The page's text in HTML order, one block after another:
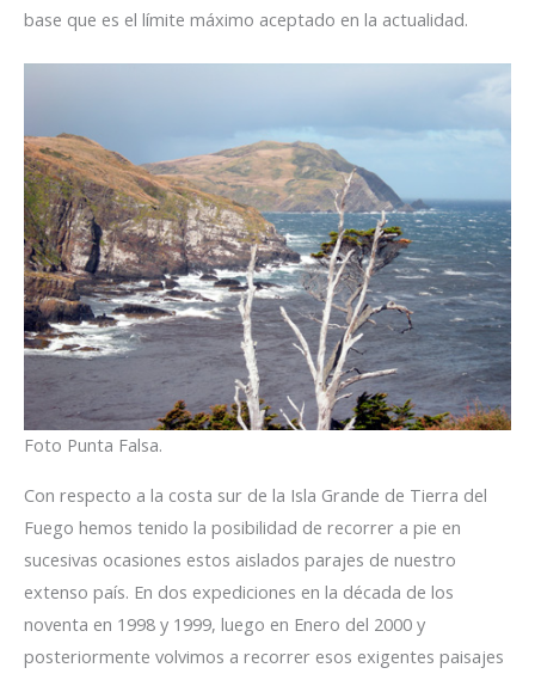
base que es el límite máximo aceptado en la actualidad.
Foto Punta Falsa.
Con respecto a la costa sur de la Isla Grande de Tierra del
Fuego hemos tenido la posibilidad de recorrer a pie en
sucesivas ocasiones estos aislados parajes de nuestro
extenso país. En dos expediciones en la década de los
noventa en 1998 y 1999, luego en Enero del 2000 y
posteriormente volvimos a recorrer esos exigentes paisajes